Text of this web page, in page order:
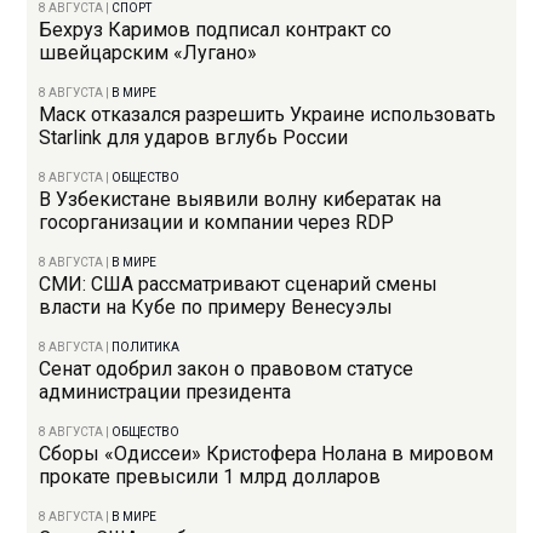
8 АВГУСТА СПОРТ
Бехруз Каримов подписал контракт со
швейцарским «Лугано»
8 АВГУСТА В МИРЕ
Маск отказался разрешить Украине использовать
Starlink для ударов вглубь России
8 АВГУСТА ОБЩЕСТВО
В Узбекистане выявили волну кибератак на
госорганизации и компании через RDP
8 АВГУСТА В МИРЕ
СМИ: США рассматривают сценарий смены
власти на Кубе по примеру Венесуэлы
8 АВГУСТА ПОЛИТИКА
Сенат одобрил закон о правовом статусе
администрации президента
8 АВГУСТА ОБЩЕСТВО
Сборы «Одиссеи» Кристофера Нолана в мировом
прокате превысили 1 млрд долларов
8 АВГУСТА В МИРЕ